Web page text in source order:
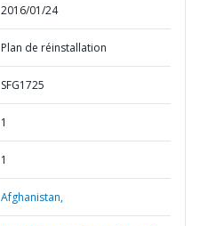
2016/01/24
Plan de réinstallation
SFG1725
1
1
Afghanistan,